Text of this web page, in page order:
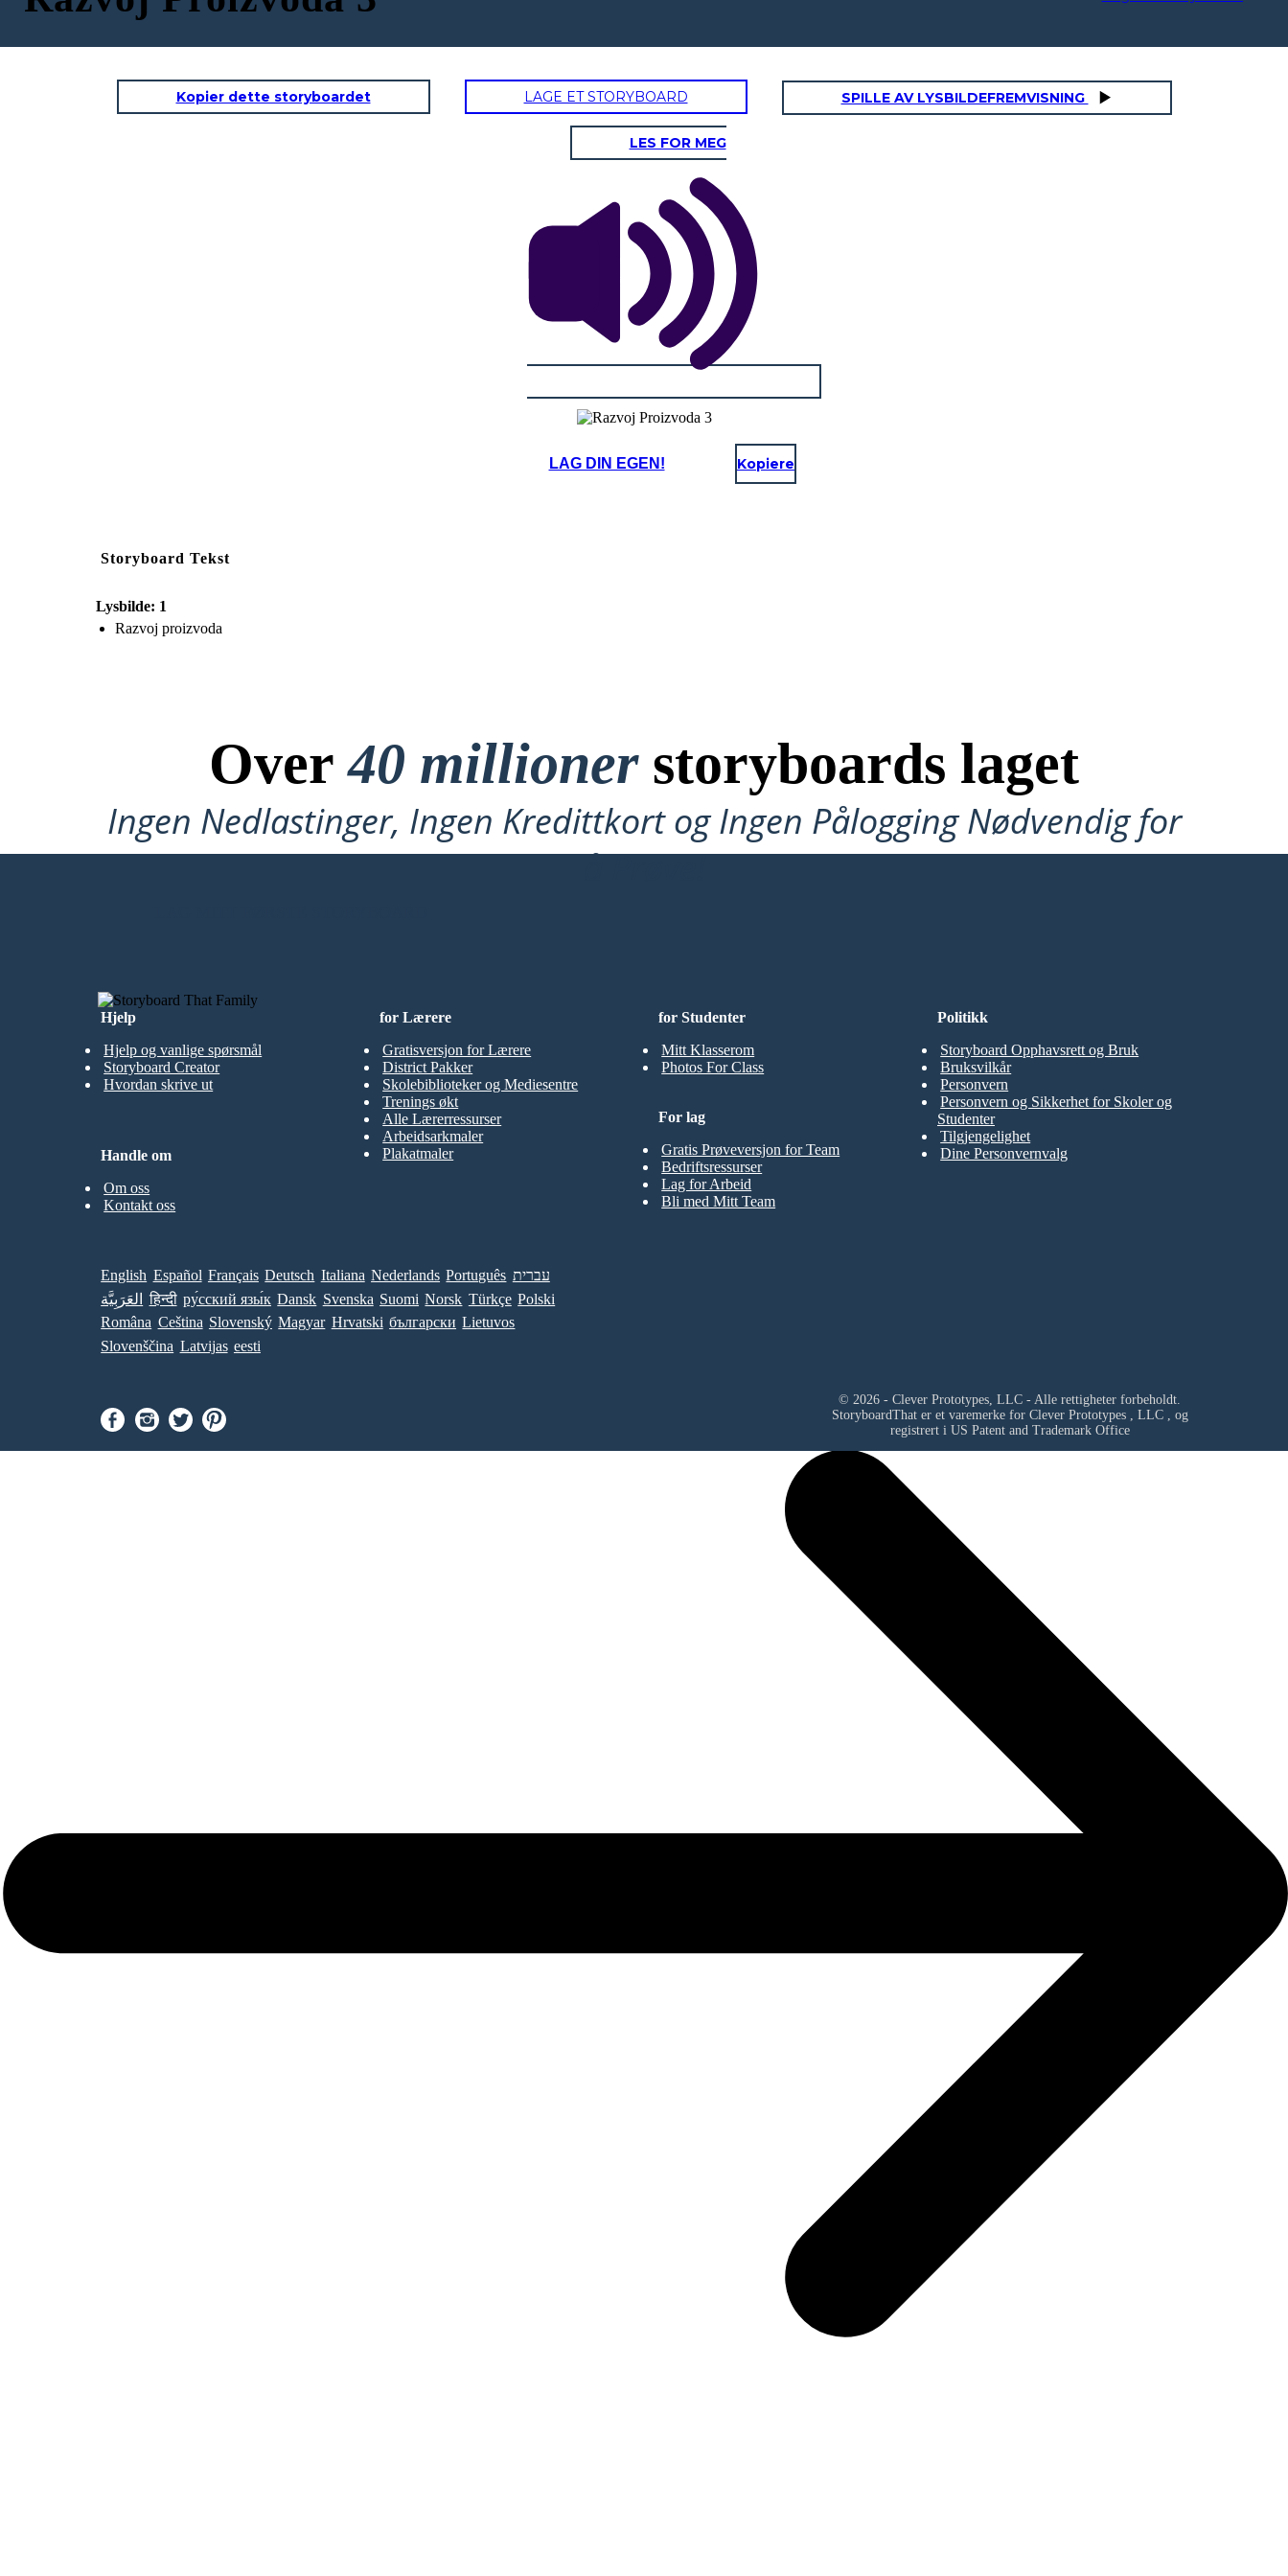
Kopier dette storyboardet LAGE ET STORYBOARD SPILLE AV LYSBILDEFREMVISNING
LES FOR MEG
LAG DIN EGEN! Kopiere
Storyboard Tekst
Lysbilde: 1
Razvoj proizvoda
Over40 millionerstoryboards laget
Ingen Nedlastinger, Ingen Kredittkort og Ingen Pålogging Nødvendig for
å Prøve!
Hjelp
Hjelp og vanlige spørsmål
Storyboard Creator
Hvordan skrive ut
for Studenter
Mitt Klasserom
Photos For Class
for Lærere
Gratisversjon for Lærere
District Pakker
Skolebiblioteker og Mediesentre
Trenings økt
Alle Lærerressurser
Arbeidsarkmaler
Plakatmaler
For lag
Gratis Prøveversjon for Team
Bedriftsressurser
Lag for Arbeid
Bli med Mitt Team
Handle om
Om oss
Kontakt oss
Politikk
Storyboard Opphavsrett og Bruk
Bruksvilkår
Personvern
Personvern og Sikkerhet for Skoler og
Studenter
Tilgjengelighet
Dine Personvernvalg
English Español Français Deutsch Italiana Nederlands Português עברית
العَرَبِيَّة
हिन्दी ру́сский язы́к Dansk Svenska Suomi Norsk Türkçe Polski
Româna Ceština Slovenský Magyar Hrvatski български Lietuvos
Slovenščina Latvijas eesti
© 2026 - Clever Prototypes, LLC - Alle rettigheter forbeholdt.
StoryboardThat er et varemerke for Clever Prototypes , LLC, og
registrert i US Patent and Trademark Office